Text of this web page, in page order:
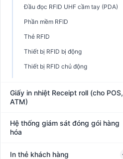
Đầu đọc RFID UHF cầm tay (PDA)
Phần mềm RFID
Thẻ RFID
Thiết bị RFID bị động
Thiết bị RFID chủ động
Giấy in nhiệt Receipt roll (cho POS,
ATM)
Hệ thống giám sát đóng gói hàng
hóa
In thẻ khách hàng